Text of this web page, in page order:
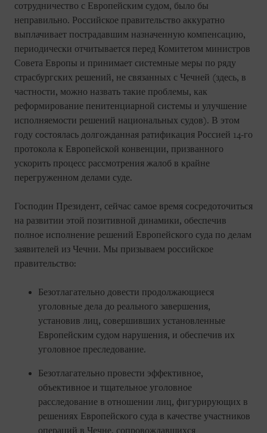
сотрудничество с Европейским судом, было бы
неправильно. Российское правительство аккуратно
выплачивает пострадавшим назначенную компенсацию,
периодически отчитывается перед Комитетом министров
Совета Европы и принимает системные меры по ряду
страсбургских решений, не связанных с Чечней (здесь, в
частности, можно назвать такие проблемы, как
реформирование пенитенциарной системы и улучшение
исполняемости решений национальных судов). В этом
году состоялась долгожданная ратификация Россией 14-го
протокола к Европейской конвенции, призванного
ускорить процесс рассмотрения жалоб в крайне
перегруженном делами суде.
Господин Президент, сейчас самое время сосредоточиться
на развитии этой позитивной динамики, обеспечив
полное исполнение решений Европейского суда по делам
заявителей из Чечни. Мы призываем российское
правительство:
Безотлагательно довести продолжающиеся
уголовные дела до реального завершения,
установив лиц, совершивших установленные
Европейским судом нарушения, и обеспечив их
уголовное преследование.
Безотлагательно провести эффективное,
объективное и тщательное уголовное
расследование в отношении лиц, фигурирующих в
решениях Европейского суда в качестве участников